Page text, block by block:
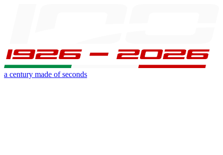
a century made of seconds